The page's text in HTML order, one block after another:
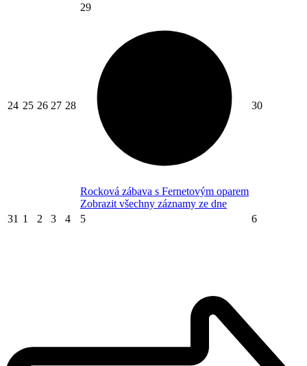
24 25 26 27 28
29
Rocková zábava s Fernetovým oparem
Zobrazit všechny záznamy ze dne
30
31 1 2 3 4 5 6